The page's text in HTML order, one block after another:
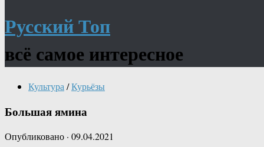
Русский Топ
всё самое интересное
Культура /Курьёзы
Большая ямина
Опубликовано · 09.04.2021